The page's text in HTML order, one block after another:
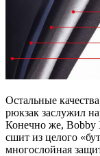
Остальные
рюкзак заслужил
Конечно же, Bobby
сшит из целого
многослойная